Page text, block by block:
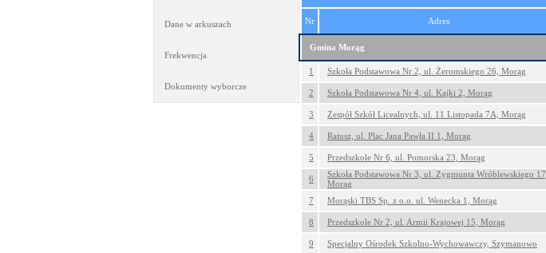
Dane w arkuszach
Frekwencja
Dokumenty wyborcze
Nr Adres
Gmina Morąg
1 Szkoła Podstawowa Nr 2, ul. Żeromskiego 26, Morąg
2 Szkoła Podstawowa Nr 4, ul. Kajki 2, Morąg
3 Zespół Szkół Licealnych, ul. 11 Listopada 7A, Morąg
4 Ratusz, ul. Plac Jana Pawła II 1, Morąg
5 Przedszkole Nr 6, ul. Pomorska 23, Morąg
6
Szkoła Podstawowa Nr 3, ul. Zygmunta Wróblewskiego 17,
Morąg
7 Morąski TBS Sp. z o.o. ul. Wenecka 1, Morąg
8 Przedszkole Nr 2, ul. Armii Krajowej 15, Morąg
9 Specjalny Ośrodek Szkolno-Wychowawczy, Szymanowo